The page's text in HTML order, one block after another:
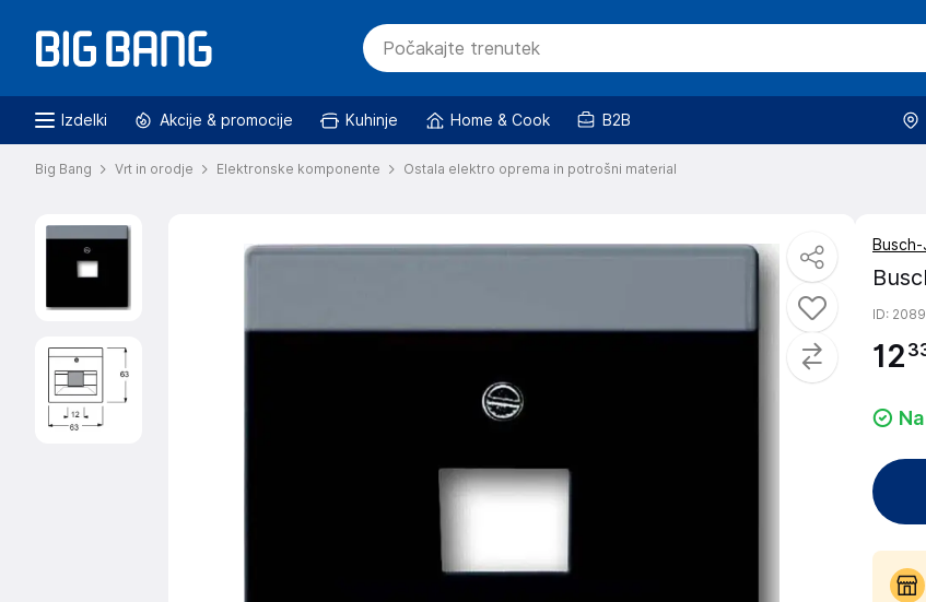
Izdelki Akcije & promocije Kuhinje Home & Cook B2B
Big Bang Vrt in orodje Elektronske komponente Ostala elektro oprema in potrošni material
ID:
12